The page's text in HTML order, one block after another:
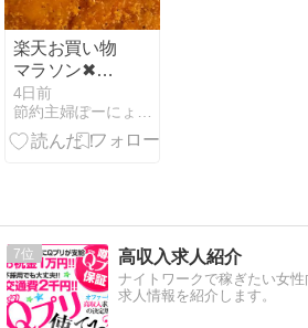
楽天お買い物
マラソン✖︎お
得な8倍の
日！
4日前
節約主婦ぽーにょ の幸せブログ
7 高収入求人紹介
ナイトワークで稼ぎたい女
求人情報を紹介します。